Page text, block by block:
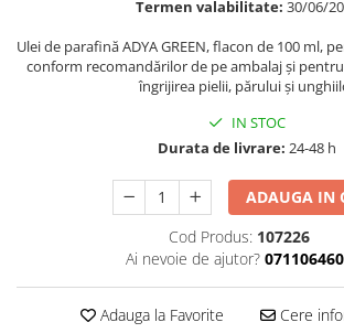
Supliment Vitamina B
Supliment Vitamina C
Supliment Vitamina D3
Tincturi si Gemoderivate
Tuse gat si respiratie
Vitamine si minerale
Termen valabilitate: 30/06/
Ulei de parafină ADYA GREEN, flacon de 100 ml,
conform recomandărilor de pe ambalaj și
îngrijirea pielii, părului și
IN STOC
Durata de livrare: 24-48 h
ADAUGA IN
Cod Produs: 107226
Ai nevoie de ajutor?
Adauga la Favorite Cere